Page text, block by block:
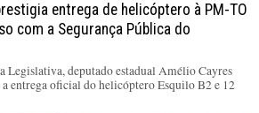
entrega de helicóptero à PM-TO
com a Segurança Pública do
Legislativa, deputado estadual Amélio Cayres
entrega oficial do helicóptero Esquilo B2 e 12